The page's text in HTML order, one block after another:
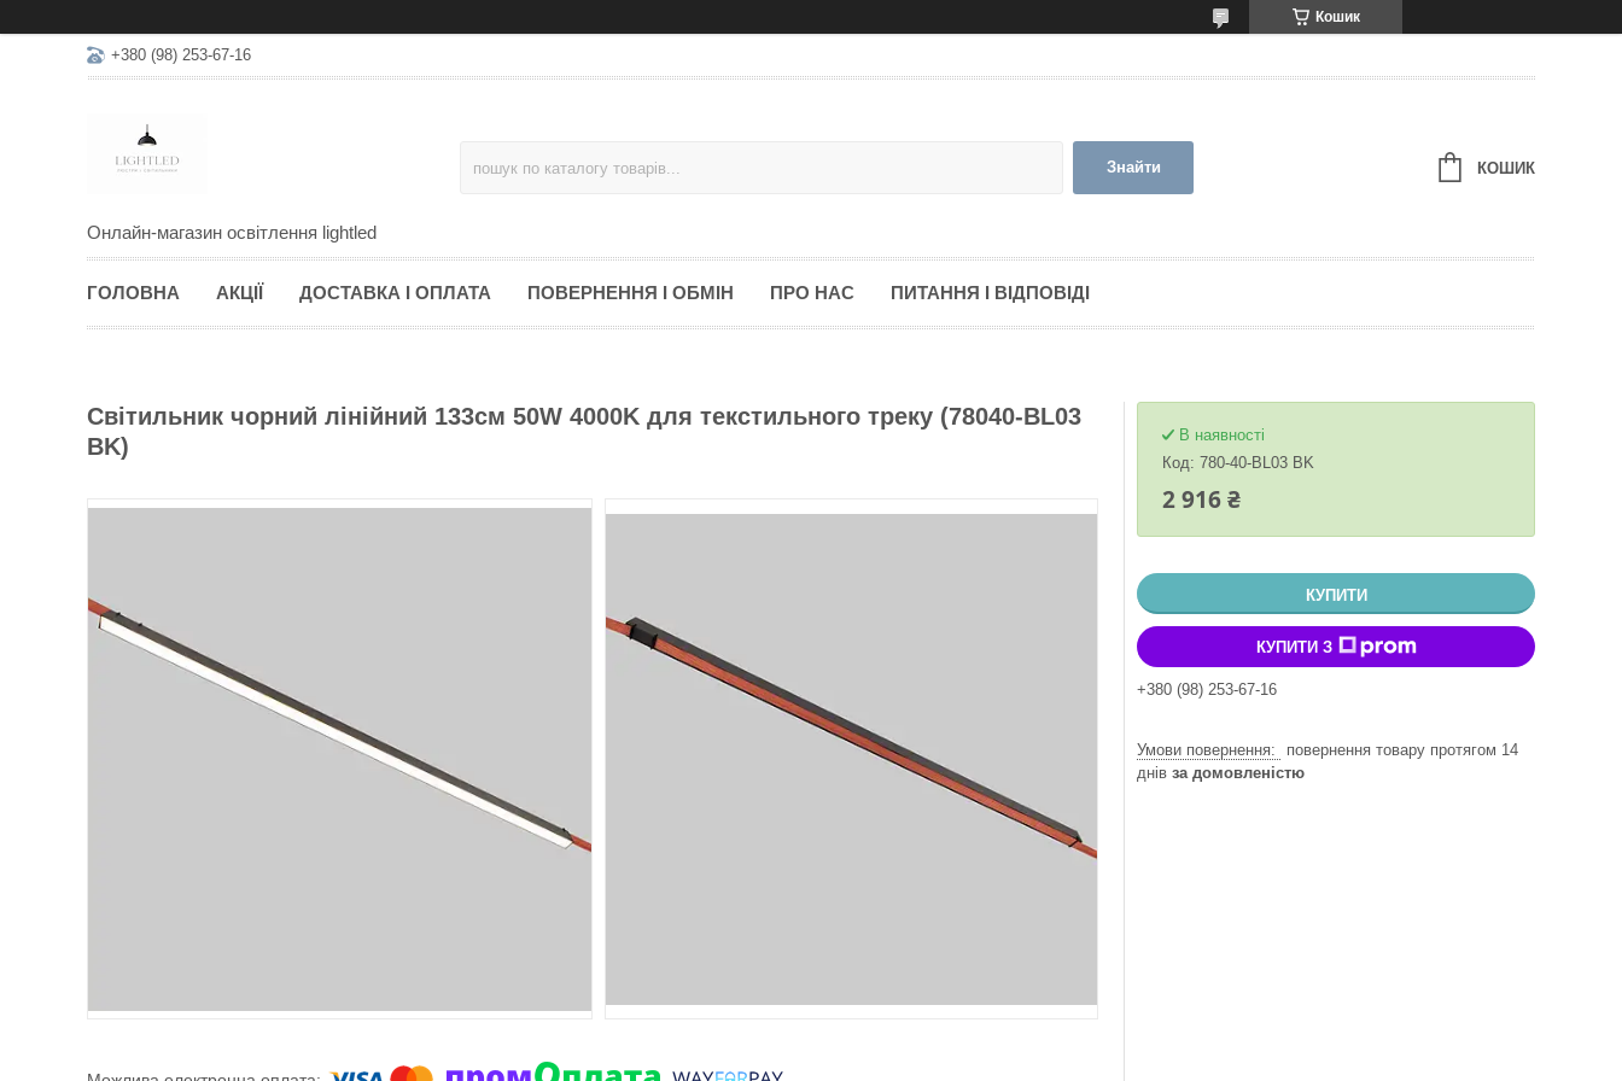
Кошик
+380 (98) 253-67-16
Онлайн-магазин освітлення lightled
Знайти КОШИК
ГОЛОВНА АКЦІЇ ДОСТАВКА І ОПЛАТА ПОВЕРНЕННЯ І ОБМІН ПРО НАС ПИТАННЯ І ВІДПОВІДІ
Світильник чорний лінійний 133см 50W 4000K для текстильного треку (78040-BL03
BK)
В наявності
Код: 780-40-BL03 BK
2 916 ₴
КУПИТИ
КУПИТИ З
+380 (98) 253-67-16
повернення товару протягом 14
днів за домовленістю